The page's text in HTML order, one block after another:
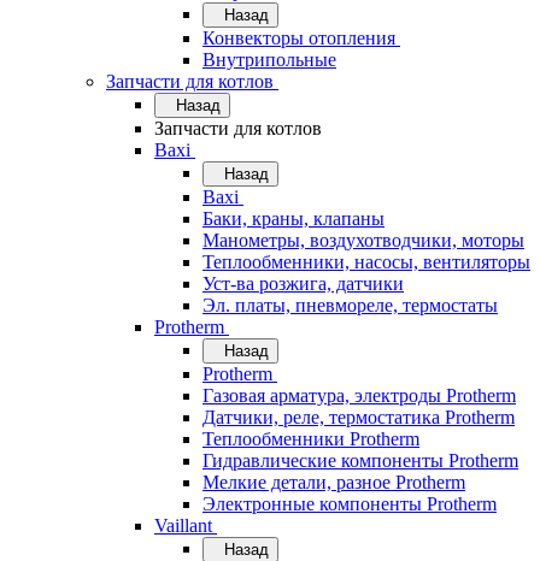
Назад
Конвекторы отопления
Внутрипольные
Запчасти для котлов
Назад
Запчасти для котлов
Baxi
Назад
Baxi
Баки, краны, клапаны
Манометры, воздухотводчики, моторы
Теплообменники, насосы, вентиляторы
Уст-ва розжига, датчики
Эл. платы, пневмореле, термостаты
Protherm
Назад
Protherm
Газовая арматура, электроды Protherm
Датчики, реле, термостатика Protherm
Теплообменники Protherm
Гидравлические компоненты Protherm
Мелкие детали, разное Protherm
Электронные компоненты Protherm
Vaillant
Назад